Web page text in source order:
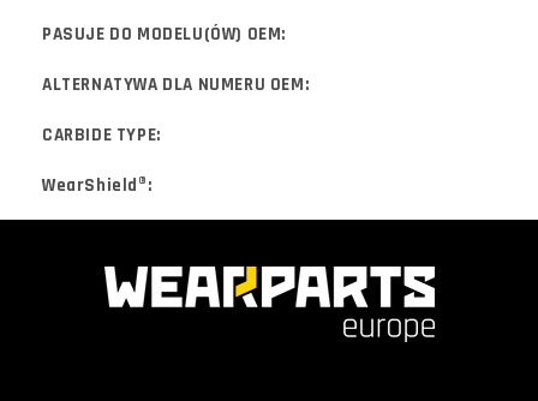
PASUJE DO MODELU(ÓW) OEM:
ALTERNATYWA DLA NUMERU OEM:
CARBIDE TYPE:
WearShield®: